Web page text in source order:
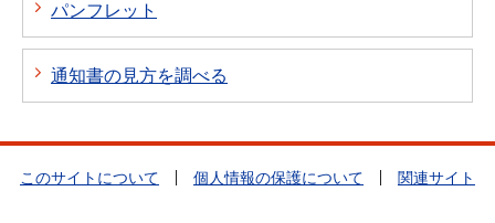
パンフレット
通知書の見方を調べる
このサイトについて 個人情報の保護について 関連サイト